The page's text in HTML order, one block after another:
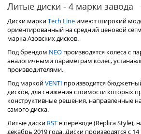
Литые диски - 4 марки завода
Диски маркиTech Line имеют широкий
ориентированный на средний ценовой
марка Азовских дисков.
Под брендом NEO производятся колеса с
аналогичными параметрам колес,
производителями.
Под маркойVENTI производится
дисков, для снижения стоимости которых
конструктивные решения, направленные
самого диска.
Литые диски RST в переводе (Replica Style),
декабрь 2019 года. Диски производятся с